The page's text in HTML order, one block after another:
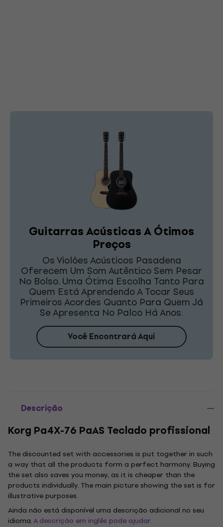
Guitarras Acústicas A Ótimos
Preços
Os Violões Acústicos Pasadena
Oferecem Um Som Autêntico Sem Pesar
No Bolso. Uma Ótima Escolha Tanto Para
Quem Está Aprendendo A Tocar Seus
Primeiros Acordes Quanto Para Quem Já
Se Apresenta No Palco Há Anos.
Você Encontrará Aqui
Descrição
Korg Pa4X-76 PaAS Teclado profissional
The discounted set with accessories is put together in such
a way that all the products form a perfect harmony. Buying
the set also saves you money, as it is cheaper than the
products individually. The main picture showing the set is for
illustrative purposes.
Ainda não está disponível uma descrição adicional no seu
idioma.A descrição em inglês pode ajudar.